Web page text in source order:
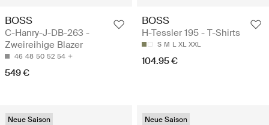
BOSS
C-Hanry-J-DB-263 -
Zweireihige Blazer
46 48 50 52 54
549 €
BOSS
H-Tessler 195 - T-Shirts
S M L XL XXL
104.95 €
Neue Saison Neue Saison